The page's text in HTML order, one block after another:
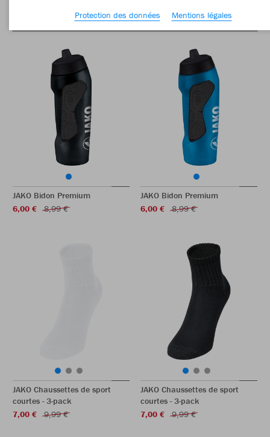
JAKO Bidon Premium
6,00 €
8,99 €
JAKO Bidon Premium
6,00 €
8,99 €
JAKO Chaussettes de sport
courtes - 3-pack
7,00 €
9,99 €
JAKO Chaussettes de sport
courtes - 3-pack
7,00 €
9,99 €
Protection des données
Mentions légales